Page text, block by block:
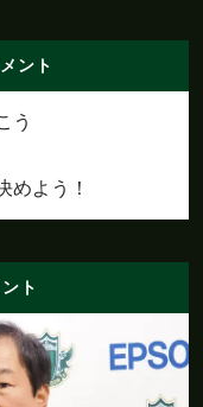
：松本：６６％、今
に決める
ート：１本
ント
う
めよう！
ト